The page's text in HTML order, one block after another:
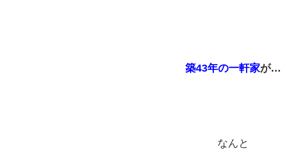
築43年の一軒家が…
なんと